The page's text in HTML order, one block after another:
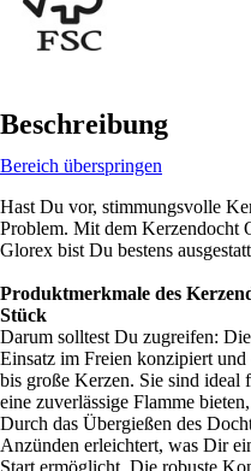
Beschreibung
Bereich überspringen
Hast Du vor, stimmungsvolle
Problem. Mit dem Kerzendocht
Glorex bist Du bestens
Produktmerkmale des
Stück
Darum solltest Du zugreifen:
Einsatz im Freien konzipiert
bis große Kerzen. Sie sind ideal
eine zuverlässige Flamme
Durch das Übergießen des
Anzünden erleichtert, was Dir
Start ermöglicht. Die robuste